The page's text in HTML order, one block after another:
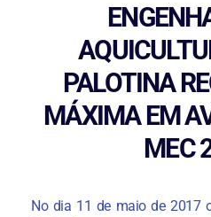
PALOTINA
MÁXIMA EM
MEC
No dia 11 de maio de 2017